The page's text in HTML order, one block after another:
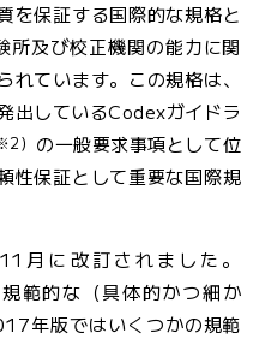
を保証する国際的な規格と
及び校正機関の能力に関
ています。この規格は、
出しているCodexガイドラ
） の一般要求事項として位
性保証として重要な国際規
月に改訂されました。
範的な（具体的かつ細か
年版ではいくつかの規範